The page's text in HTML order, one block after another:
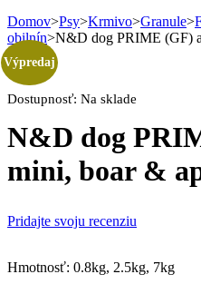
Domov>Psy>Krmivo>Granule>
obilnín>N&D dog PRIME (GF)
Dostupnosť: Na sklade
N&D dog
mini, boar &
Pridajte svoju recenziu
Hmotnosť: 0.8kg, 2.5kg, 7kg
Výpredaj